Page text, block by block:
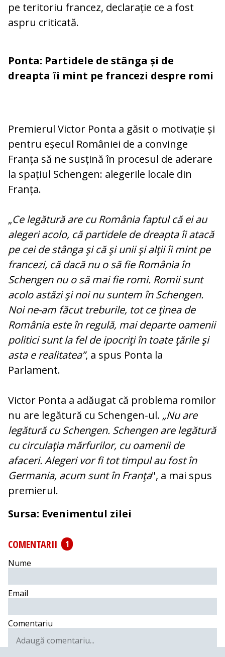
pe teritoriu francez, declarație ce a fost
aspru criticată.
Ponta: Partidele de stânga și de
dreapta îi mint pe francezi despre romi
Premierul Victor Ponta a găsit o motivație și
pentru eșecul României de a convinge
Franța să ne susțină în procesul de aderare
la spațiul Schengen: alegerile locale din
Franța.
„Ce legătură are cu România faptul că ei au
alegeri acolo, că partidele de dreapta îi atacă
pe cei de stânga şi că şi unii şi alţii îi mint pe
francezi, că dacă nu o să fie România în
Schengen nu o să mai fie romi. Romii sunt
acolo astăzi şi noi nu suntem în Schengen.
Noi ne-am făcut treburile, tot ce ţinea de
România este în regulă, mai departe oamenii
politici sunt la fel de ipocriţi în toate ţările şi
asta e realitatea”, a spus Ponta la
Parlament.
Victor Ponta a adăugat că problema romilor
nu are legătură cu Schengen-ul. „Nu are
legătură cu Schengen. Schengen are legătură
cu circulaţia mărfurilor, cu oamenii de
afaceri. Alegeri vor fi tot timpul au fost în
Germania, acum sunt în Franţa", a mai spus
premierul.
Sursa: Evenimentul zilei
COMENTARII
1
Nume
Email
Comentariu